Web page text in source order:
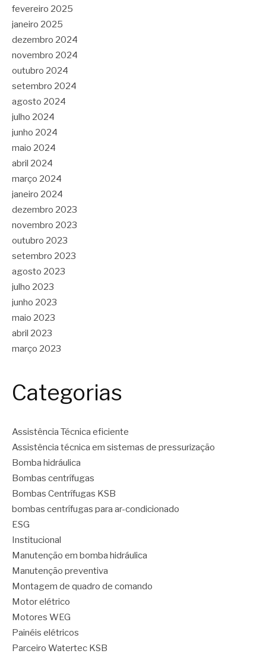
fevereiro 2025
janeiro 2025
dezembro 2024
novembro 2024
outubro 2024
setembro 2024
agosto 2024
julho 2024
junho 2024
maio 2024
abril 2024
março 2024
janeiro 2024
dezembro 2023
novembro 2023
outubro 2023
setembro 2023
agosto 2023
julho 2023
junho 2023
maio 2023
abril 2023
março 2023
Categorias
Assistência Técnica eficiente
Assistência técnica em sistemas de pressurização
Bomba hidráulica
Bombas centrífugas
Bombas Centrífugas KSB
bombas centrífugas para ar-condicionado
ESG
Institucional
Manutenção em bomba hidráulica
Manutenção preventiva
Montagem de quadro de comando
Motor elétrico
Motores WEG
Painéis elétricos
Parceiro Watertec KSB